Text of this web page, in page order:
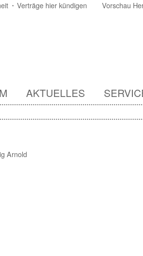
Verträge hier kündigen Vorschau
AKTUELLES
Arnold